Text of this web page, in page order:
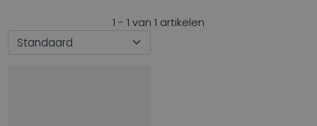
1 - 1 van 1 artikelen